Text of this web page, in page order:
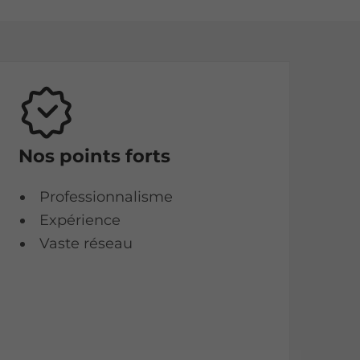
Nos points forts
Professionnalisme
Expérience
Vaste réseau